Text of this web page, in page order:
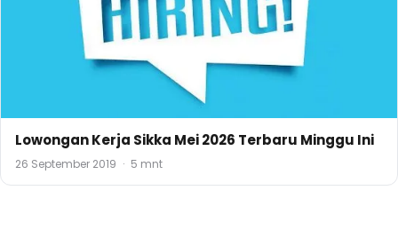
Lowongan Kerja Sikka Mei 2026 Terbaru Minggu Ini
26 September 2019 · 5 mnt